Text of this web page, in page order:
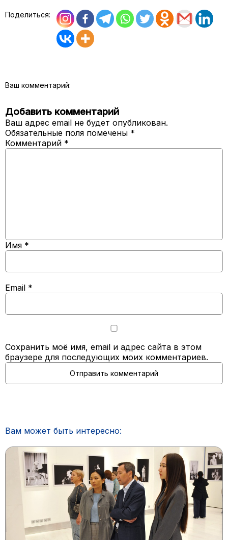
Поделиться:
Ваш комментарий:
Добавить комментарий
Ваш адрес email не будет опубликован.
Обязательные поля помечены *
Комментарий *
Имя *
Email *
Сохранить моё имя, email и адрес сайта в этом
браузере для последующих моих комментариев.
Вам может быть интересно: